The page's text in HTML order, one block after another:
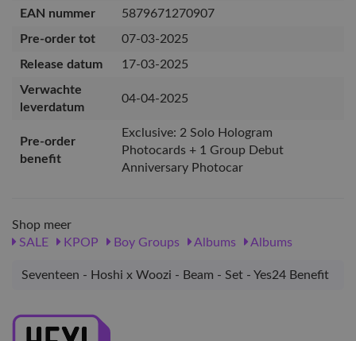
EAN nummer
5879671270907
Pre-order tot
07-03-2025
Release datum
17-03-2025
Verwachte
leverdatum
04-04-2025
Pre-order
benefit
Exclusive: 2 Solo Hologram
Photocards + 1 Group Debut
Anniversary Photocar
Shop meer
SALE
KPOP Boy Groups Albums Albums
Seventeen - Hoshi x Woozi - Beam - Set - Yes24 Benefit